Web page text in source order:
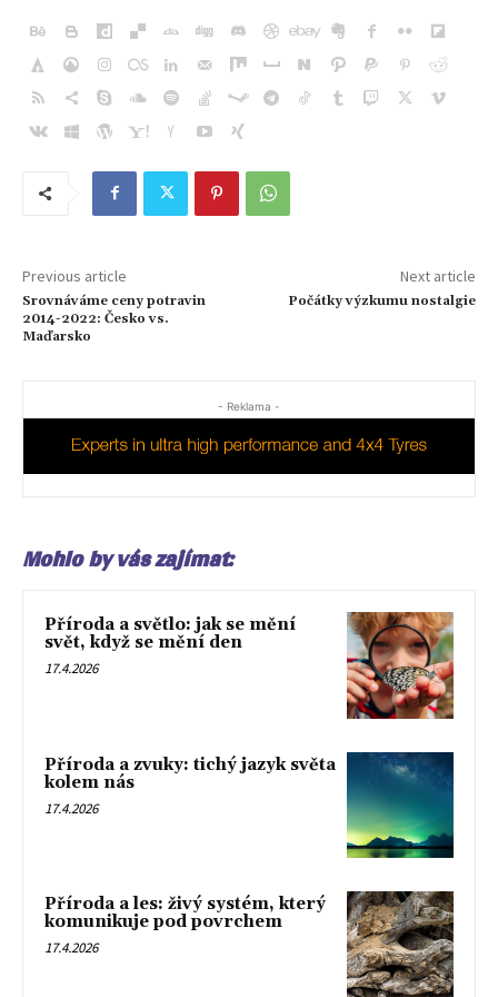
Previous article
Srovnáváme ceny potravin
2014-2022: Česko vs.
Maďarsko
Next article
Počátky výzkumu nostalgie
- Reklama -
Mohlo by vás zajímat:
Příroda a světlo: jak se mění
svět, když se mění den
17.4.2026
Příroda a zvuky: tichý jazyk světa
kolem nás
17.4.2026
Příroda a les: živý systém, který
komunikuje pod povrchem
17.4.2026